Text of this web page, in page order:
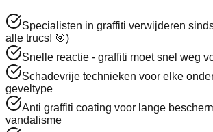
Specialisten in graffiti verwijderen
alle trucs! 🎯)
Snelle reactie - graffiti moet snel weg
Schadevrije technieken voor elke
geveltype
Anti graffiti coating voor lange
vandalisme